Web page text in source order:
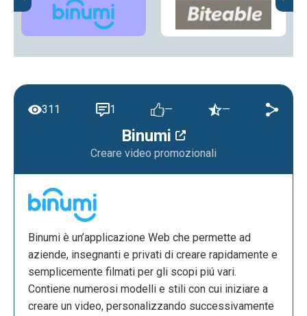
Binumi
Creare video promozionali
311 1 — —
Binumi è un’applicazione Web che permette ad
aziende, insegnanti e privati di creare rapidamente e
semplicemente filmati per gli scopi piú vari.
Contiene numerosi modelli e stili con cui iniziare a
creare un video, personalizzando successivamente